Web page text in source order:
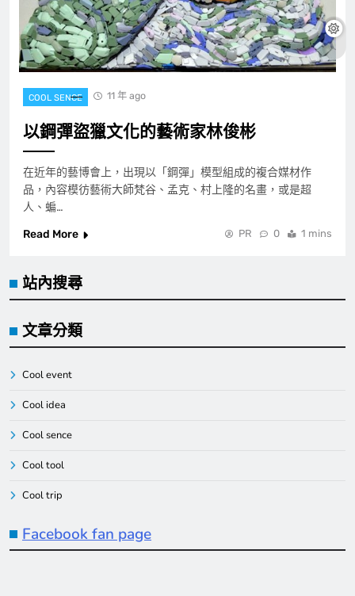
COOL SENCE 11 年 ago
以鋼彈盜獵文化的藝術家林俊彬
在近年的藝博會上，出現以「鋼彈」模型組成的複合媒材作
品，內容模彷藝術大師梵谷、孟克、村上隆的名畫，或是超
人、蝙…
Read More
PR 0 1 mins
站內搜尋
文章分類
Cool event
Cool idea
Cool sence
Cool tool
Cool trip
Facebook fan page